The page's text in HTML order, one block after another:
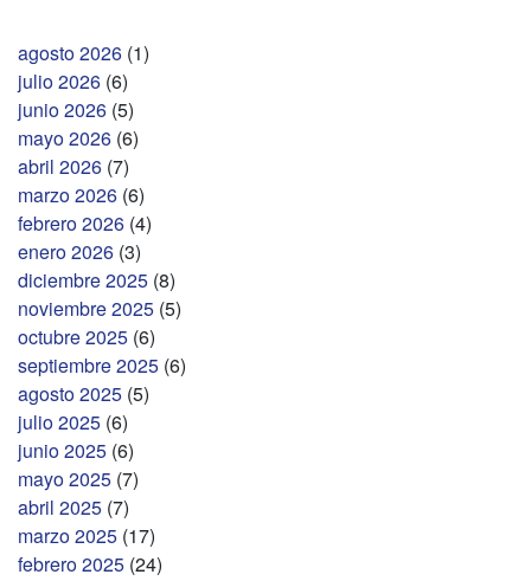
agosto 2026 (1)
julio 2026 (6)
junio 2026 (5)
mayo 2026 (6)
abril 2026 (7)
marzo 2026 (6)
febrero 2026 (4)
enero 2026 (3)
diciembre 2025 (8)
noviembre 2025 (5)
octubre 2025 (6)
septiembre 2025 (6)
agosto 2025 (5)
julio 2025 (6)
junio 2025 (6)
mayo 2025 (7)
abril 2025 (7)
marzo 2025 (17)
febrero 2025 (24)